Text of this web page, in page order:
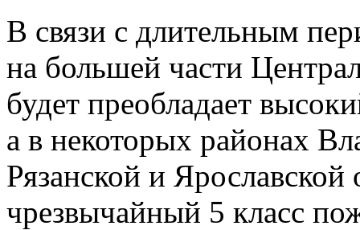
В связи с длительным
на большей части
будет преобладает
а в некоторых районах
Рязанской и Ярославской
чрезвычайный 5 класс